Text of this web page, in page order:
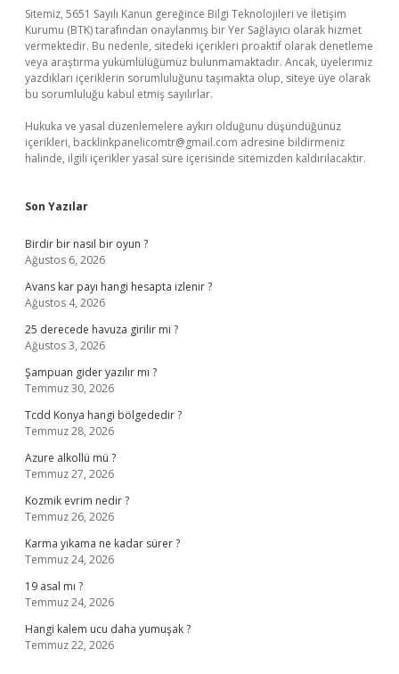
Sitemiz, 5651 Sayılı Kanun gereğince Bilgi Teknolojileri ve İletişim
Kurumu (BTK) tarafından onaylanmış bir Yer Sağlayıcı olarak hizmet
vermektedir. Bu nedenle, sitedeki içerikleri proaktif olarak denetleme
veya araştırma yükümlülüğümüz bulunmamaktadır. Ancak, üyelerimiz
yazdıkları içeriklerin sorumluluğunu taşımakta olup, siteye üye olarak
bu sorumluluğu kabul etmiş sayılırlar.
Hukuka ve yasal düzenlemelere aykırı olduğunu düşündüğünüz
içerikleri, backlinkpanelicomtr@gmail.com adresine bildirmeniz
halinde, ilgili içerikler yasal süre içerisinde sitemizden kaldırılacaktır.
Son Yazılar
Birdir bir nasıl bir oyun ?
Ağustos 6, 2026
Avans kar payı hangi hesapta izlenir ?
Ağustos 4, 2026
25 derecede havuza girilir mi ?
Ağustos 3, 2026
Şampuan gider yazılır mı ?
Temmuz 30, 2026
Tcdd Konya hangi bölgededir ?
Temmuz 28, 2026
Azure alkollü mü ?
Temmuz 27, 2026
Kozmik evrim nedir ?
Temmuz 26, 2026
Karma yıkama ne kadar sürer ?
Temmuz 24, 2026
19 asal mı ?
Temmuz 24, 2026
Hangi kalem ucu daha yumuşak ?
Temmuz 22, 2026